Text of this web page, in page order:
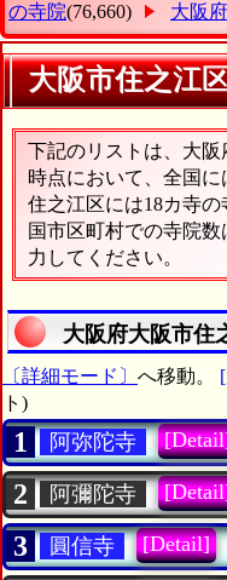
の寺院(76,660) 大阪
大阪市住之江
下記のリストは、大阪
時点において、全国
住之江区には18カ寺
国市区町村での寺院
力してください。
大阪府大阪市住
〔詳細モード〕 へ移動。
ト)
1 阿弥陀寺
2 阿彌陀寺
3 圓信寺 [Detail]